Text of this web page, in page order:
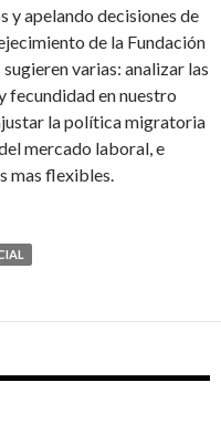
y apelando decisiones de
de la Fundación
varias: analizar las
fecundidad en nuestro
la política migratoria
mercado laboral, e
mas flexibles.